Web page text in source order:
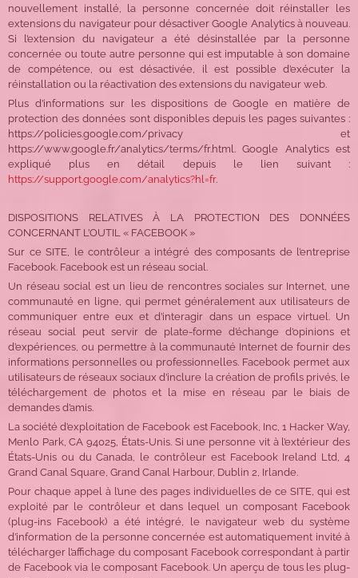
nouvellement installé, la personne concernée doit réinstaller les
extensions du navigateur pour désactiver Google Analytics à nouveau.
Si l’extension du navigateur a été désinstallée par la personne
concernée ou toute autre personne qui est imputable à son domaine
de compétence, ou est désactivée, il est possible d’exécuter la
réinstallation ou la réactivation des extensions du navigateur web.
Plus d’informations sur les dispositions de Google en matière de
protection des données sont disponibles depuis les pages suivantes :
https://policies.google.com/privacy et
https://www.google.fr/analytics/terms/fr.html. Google Analytics est
expliqué plus en détail depuis le lien suivant :
https://support.google.com/analytics?hl=fr.
DISPOSITIONS RELATIVES À LA PROTECTION DES DONNÉES
CONCERNANT L’OUTIL « FACEBOOK »
Sur ce SITE, le contrôleur a intégré des composants de l’entreprise
Facebook. Facebook est un réseau social.
Un réseau social est un lieu de rencontres sociales sur Internet, une
communauté en ligne, qui permet généralement aux utilisateurs de
communiquer entre eux et d’interagir dans un espace virtuel. Un
réseau social peut servir de plate-forme d’échange d’opinions et
d’expériences, ou permettre à la communauté Internet de fournir des
informations personnelles ou professionnelles. Facebook permet aux
utilisateurs de réseaux sociaux d’inclure la création de profils privés, le
téléchargement de photos et la mise en réseau par le biais de
demandes d’amis.
La société d’exploitation de Facebook est Facebook, Inc, 1 Hacker Way,
Menlo Park, CA 94025, États-Unis. Si une personne vit à l’extérieur des
États-Unis ou du Canada, le contrôleur est Facebook Ireland Ltd, 4
Grand Canal Square, Grand Canal Harbour, Dublin 2, Irlande.
Pour chaque appel à l’une des pages individuelles de ce SITE, qui est
exploité par le contrôleur et dans lequel un composant Facebook
(plug-ins Facebook) a été intégré, le navigateur web du système
d’information de la personne concernée est automatiquement invité à
télécharger l’affichage du composant Facebook correspondant à partir
de Facebook via le composant Facebook. Un aperçu de tous les plug-